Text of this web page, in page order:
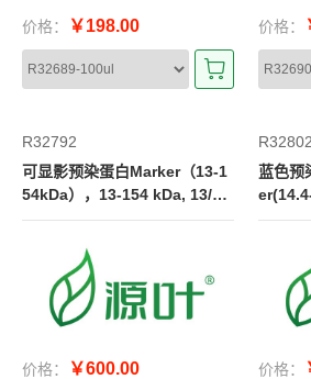
价格： ￥198.00 价格：
R32792
可显影预染蛋白Marker（13-1
54kDa），13-154 kDa, 13/22/
28/38/50/62/70/78/113/140/15
价格： ￥600.00
R32802
蓝色预
价格：